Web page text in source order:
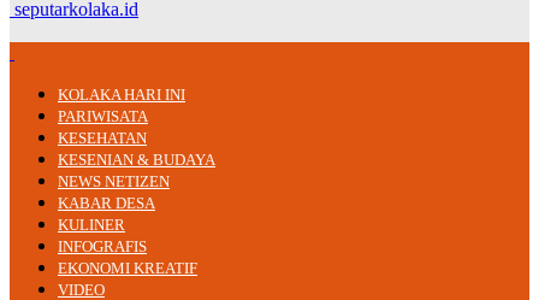
seputarkolaka.id
KOLAKA HARI INI
PARIWISATA
KESEHATAN
KESENIAN & BUDAYA
NEWS NETIZEN
KABAR DESA
KULINER
INFOGRAFIS
EKONOMI KREATIF
VIDEO